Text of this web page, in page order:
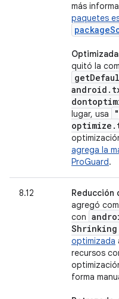
más
paquetes
quitó la
android .
lugar, usa
optimize .
agrega la
ProGuard.
8.12 Reducción
agregó
con
Shrinking
optimizada
recursos
forma